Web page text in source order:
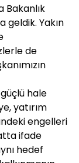
Bakanlık
geldik. Yakın
de
hale
yatırım
engelleri
ifade
hedef